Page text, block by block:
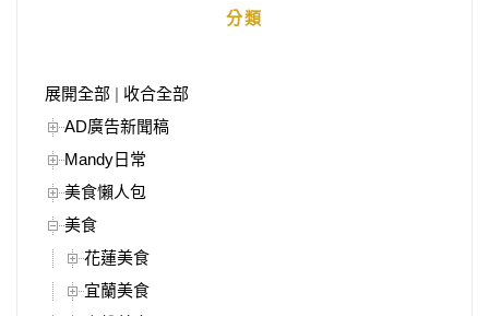
分類
展開全部 | 收合全部
AD廣告新聞稿
Mandy日常
美食懶人包
美食
花蓮美食
宜蘭美食